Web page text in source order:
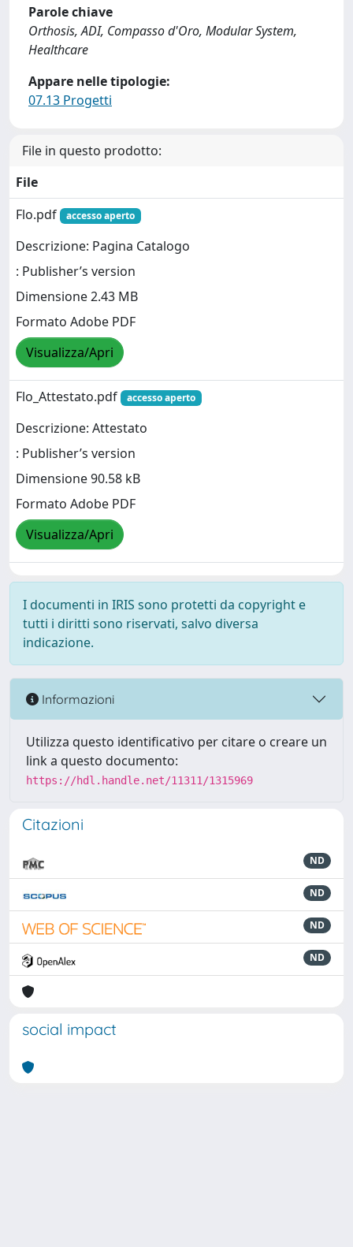
Parole chiave
Orthosis, ADI, Compasso d'Oro, Modular System,
Healthcare
Appare nelle tipologie:
07.13 Progetti
File in questo prodotto:
File
Flo.pdf
accesso aperto
Descrizione: Pagina Catalogo
: Publisher’s version
Dimensione 2.43 MB
Formato Adobe PDF
Visualizza/Apri
Flo_Attestato.pdf accesso aperto
Descrizione: Attestato
: Publisher’s version
Dimensione 90.58 kB
Formato Adobe PDF
Visualizza/Apri
I documenti in IRIS sono protetti da copyright e
tutti i diritti sono riservati, salvo diversa
indicazione.
Informazioni
Utilizza questo identificativo per citare o creare un
link a questo documento:
https://hdl.handle.net/11311/1315969
Citazioni
ND
ND
ND
ND
social impact